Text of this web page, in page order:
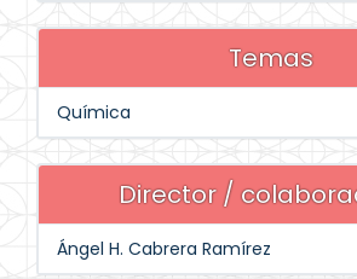
Temas
Química
Director /
Ángel H. Cabrera Ramírez